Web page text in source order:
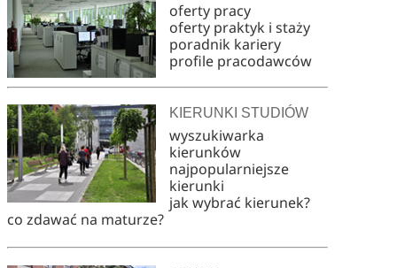
oferty pracy
oferty praktyk i staży
poradnik kariery
profile pracodawców
KIERUNKI STUDIÓW
wyszukiwarka
kierunków
najpopularniejsze
kierunki
jak wybrać kierunek?
co zdawać na maturze?